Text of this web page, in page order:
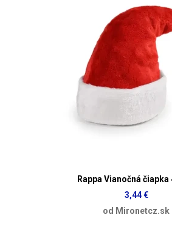
Rappa Vianočná čiapka
3,44 €
od Mironetcz.sk